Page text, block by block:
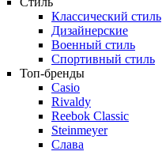
Классический стиль
Дизайнерские
Военный стиль
Спортивный стиль
Топ-бренды
Casio
Rivaldy
Reebok Classic
Steinmeyer
Слава